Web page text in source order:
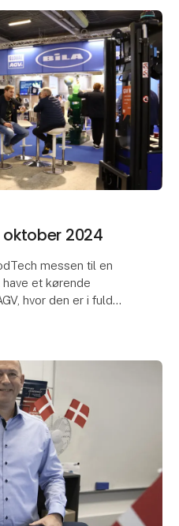
2024
messen til en
et kørende
hvor den er i fuld